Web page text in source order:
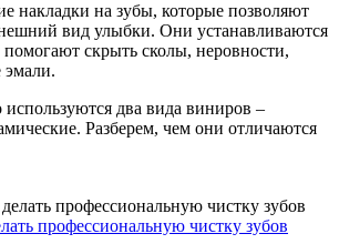
накладки на зубы, которые позволяют
вид улыбки. Они устанавливаются
скрыть сколы, неровности,
используются два вида виниров –
Разберем, чем они отличаются
профессиональную чистку зубов